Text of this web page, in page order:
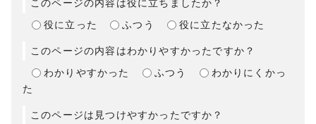
このページの内容は役に立ちましたか？
役に立った
ふつう 役に立たなかった
このページの内容はわかりやすかったですか？
わかりやすかった
ふつう
わかりにくかっ
た
このページは見つけやすかったですか？